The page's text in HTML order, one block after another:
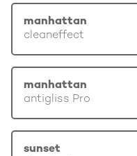
manhattan
cleaneffect
manhattan
antigliss Pro
sunset